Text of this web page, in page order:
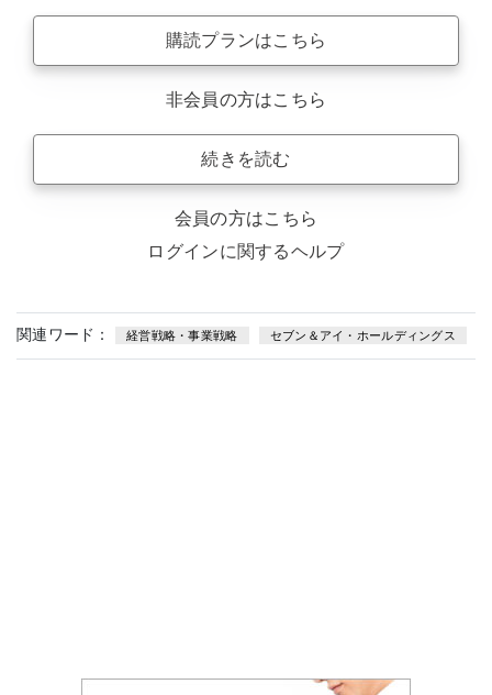
購読プランはこちら
非会員の方はこちら
続きを読む
会員の方はこちら
ログインに関するヘルプ
関連ワード： 経営戦略・事業戦略 セブン＆アイ・ホールディングス